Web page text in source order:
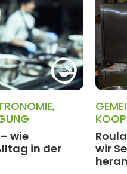
,
wie
in der
wir